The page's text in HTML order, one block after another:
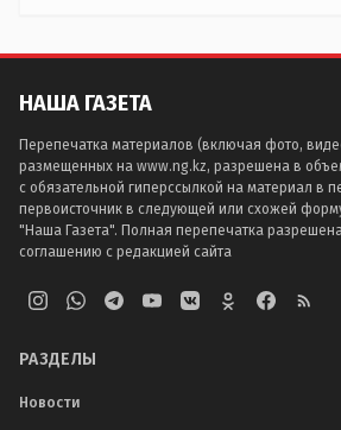
НАША ГАЗЕТА
Перепечатка материалов (включая фото,
размещенных на www.ng.kz, разрешена в
с обязательной гиперссылкой на материал в
первоисточник в следующей или схожей
"Наша Газета". Полная перепечатка
соглашению с редакцией сайта
РАЗДЕЛЫ
Новости